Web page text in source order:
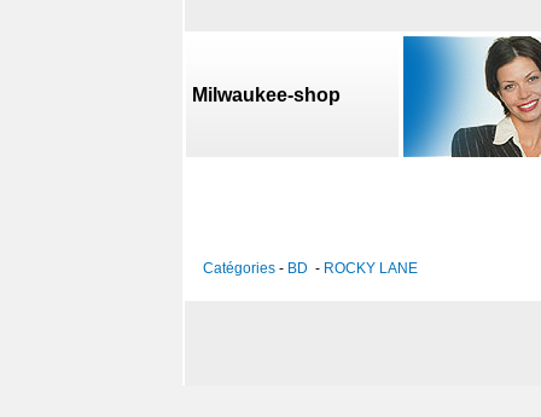
Milwaukee-shop
Catégories- BD - ROCKY LANE